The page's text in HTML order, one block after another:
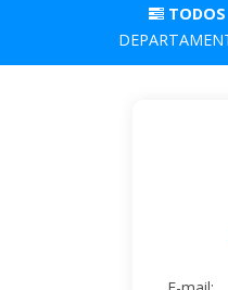
TODOS